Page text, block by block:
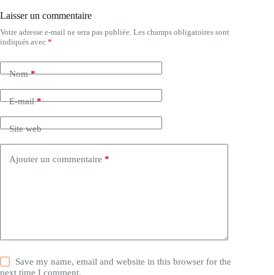
Laisser un commentaire
Votre adresse e-mail ne sera pas publiée. Les champs obligatoires sont
indiqués avec *
Nom*
E-mail*
Site web
Ajouter un commentaire *
Save my name, email and website in this browser for the
next time I comment.